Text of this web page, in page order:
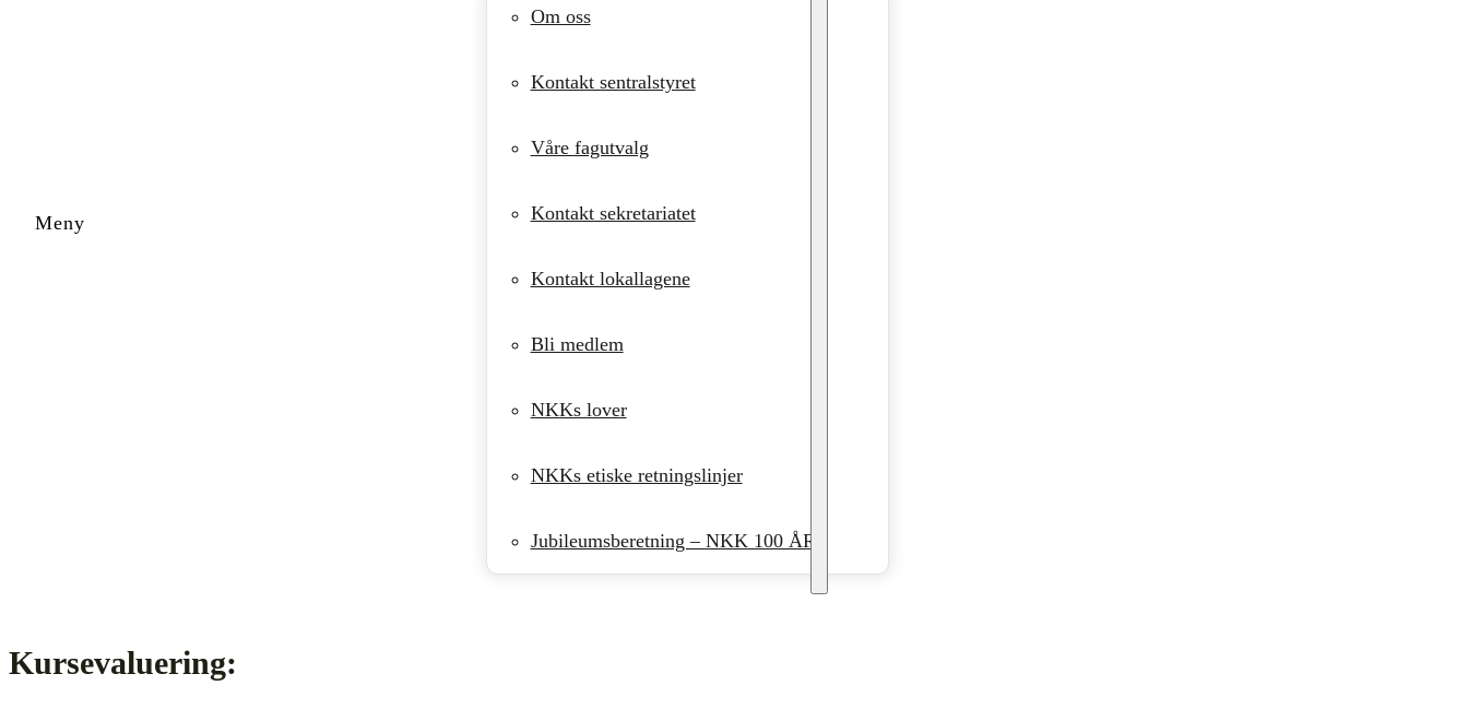
Om oss
Kontakt sentralstyret
Våre fagutvalg
Kontakt sekretariatet
Kontakt lokallagene
Bli medlem
NKKs lover
NKKs etiske retningslinjer
Jubileumsberetning – NKK 100 ÅR
Kursevaluering: